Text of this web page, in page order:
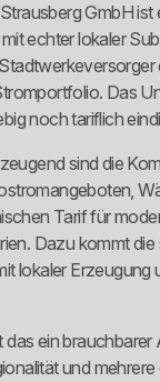
GmbH ist
echter lokaler
Das
noch tariflich
sind die
Tarif für
Dazu kommt die
lokaler Erzeugung
das ein brauchbarer
und